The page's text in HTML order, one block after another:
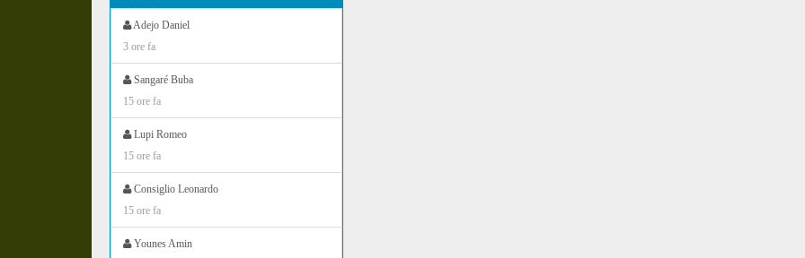
Adejo Daniel
3 ore fa
Sangaré Buba
15 ore fa
Lupi Romeo
15 ore fa
Consiglio Leonardo
15 ore fa
Younes Amin